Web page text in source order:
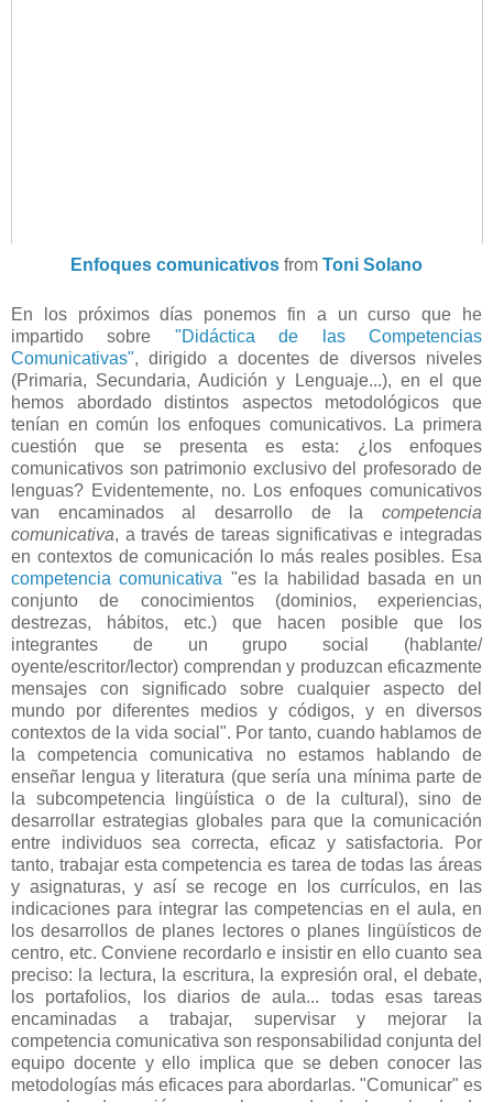
Enfoques comunicativos from Toni Solano
En los próximos días ponemos fin a un curso que he
impartido sobre "Didáctica de las Competencias
Comunicativas", dirigido a docentes de diversos niveles
(Primaria, Secundaria, Audición y Lenguaje...), en el que
hemos abordado distintos aspectos metodológicos que
tenían en común los enfoques comunicativos. La primera
cuestión que se presenta es esta: ¿los enfoques
comunicativos son patrimonio exclusivo del profesorado de
lenguas? Evidentemente, no. Los enfoques comunicativos
van encaminados al desarrollo de la competencia
comunicativa, a través de tareas significativas e integradas
en contextos de comunicación lo más reales posibles. Esa
competencia comunicativa "es la habilidad basada en un
conjunto de conocimientos (dominios, experiencias,
destrezas, hábitos, etc.) que hacen posible que los
integrantes de un grupo social (hablante/
oyente/escritor/lector) comprendan y produzcan eficazmente
mensajes con significado sobre cualquier aspecto del
mundo por diferentes medios y códigos, y en diversos
contextos de la vida social". Por tanto, cuando hablamos de
la competencia comunicativa no estamos hablando de
enseñar lengua y literatura (que sería una mínima parte de
la subcompetencia lingüística o de la cultural), sino de
desarrollar estrategias globales para que la comunicación
entre individuos sea correcta, eficaz y satisfactoria. Por
tanto, trabajar esta competencia es tarea de todas las áreas
y asignaturas, y así se recoge en los currículos, en las
indicaciones para integrar las competencias en el aula, en
los desarrollos de planes lectores o planes lingüísticos de
centro, etc. Conviene recordarlo e insistir en ello cuanto sea
preciso: la lectura, la escritura, la expresión oral, el debate,
los portafolios, los diarios de aula... todas esas tareas
encaminadas a trabajar, supervisar y mejorar la
competencia comunicativa son responsabilidad conjunta del
equipo docente y ello implica que se deben conocer las
metodologías más eficaces para abordarlas. "Comunicar" es